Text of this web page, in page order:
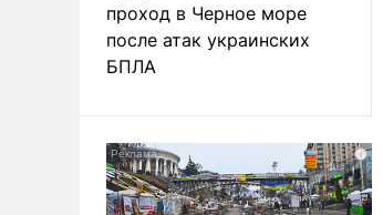
проход в Черное море
после атак украинских
БПЛА